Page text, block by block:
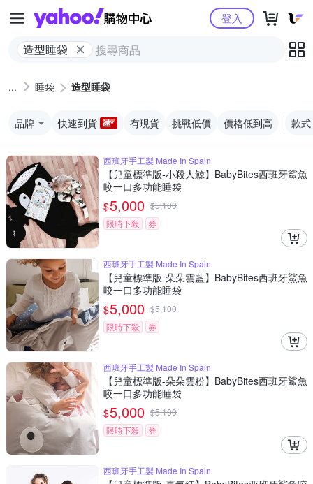
Yahoo購物中心
造型睡袋
登入
睡袋 造型睡袋
品牌 快速到貨 有現貨 挑戰低價 價格低到高 款式
西班牙手工製 Made In Spain
【兒童標準版-小殺人鯨】BabyBites西班牙鯊魚
咬一口多功能睡袋
$5,000 $5,100
限時下殺
券
西班牙手工製 Made In Spain
【兒童標準版-朵朵雲藍】BabyBites西班牙鯊魚
咬一口多功能睡袋
$5,000 $5,100
限時下殺
券
西班牙手工製 Made In Spain
【兒童標準版-朵朵雲粉】BabyBites西班牙鯊魚
咬一口多功能睡袋
$5,000 $5,100
限時下殺
券
西班牙手工製 Made In Spain